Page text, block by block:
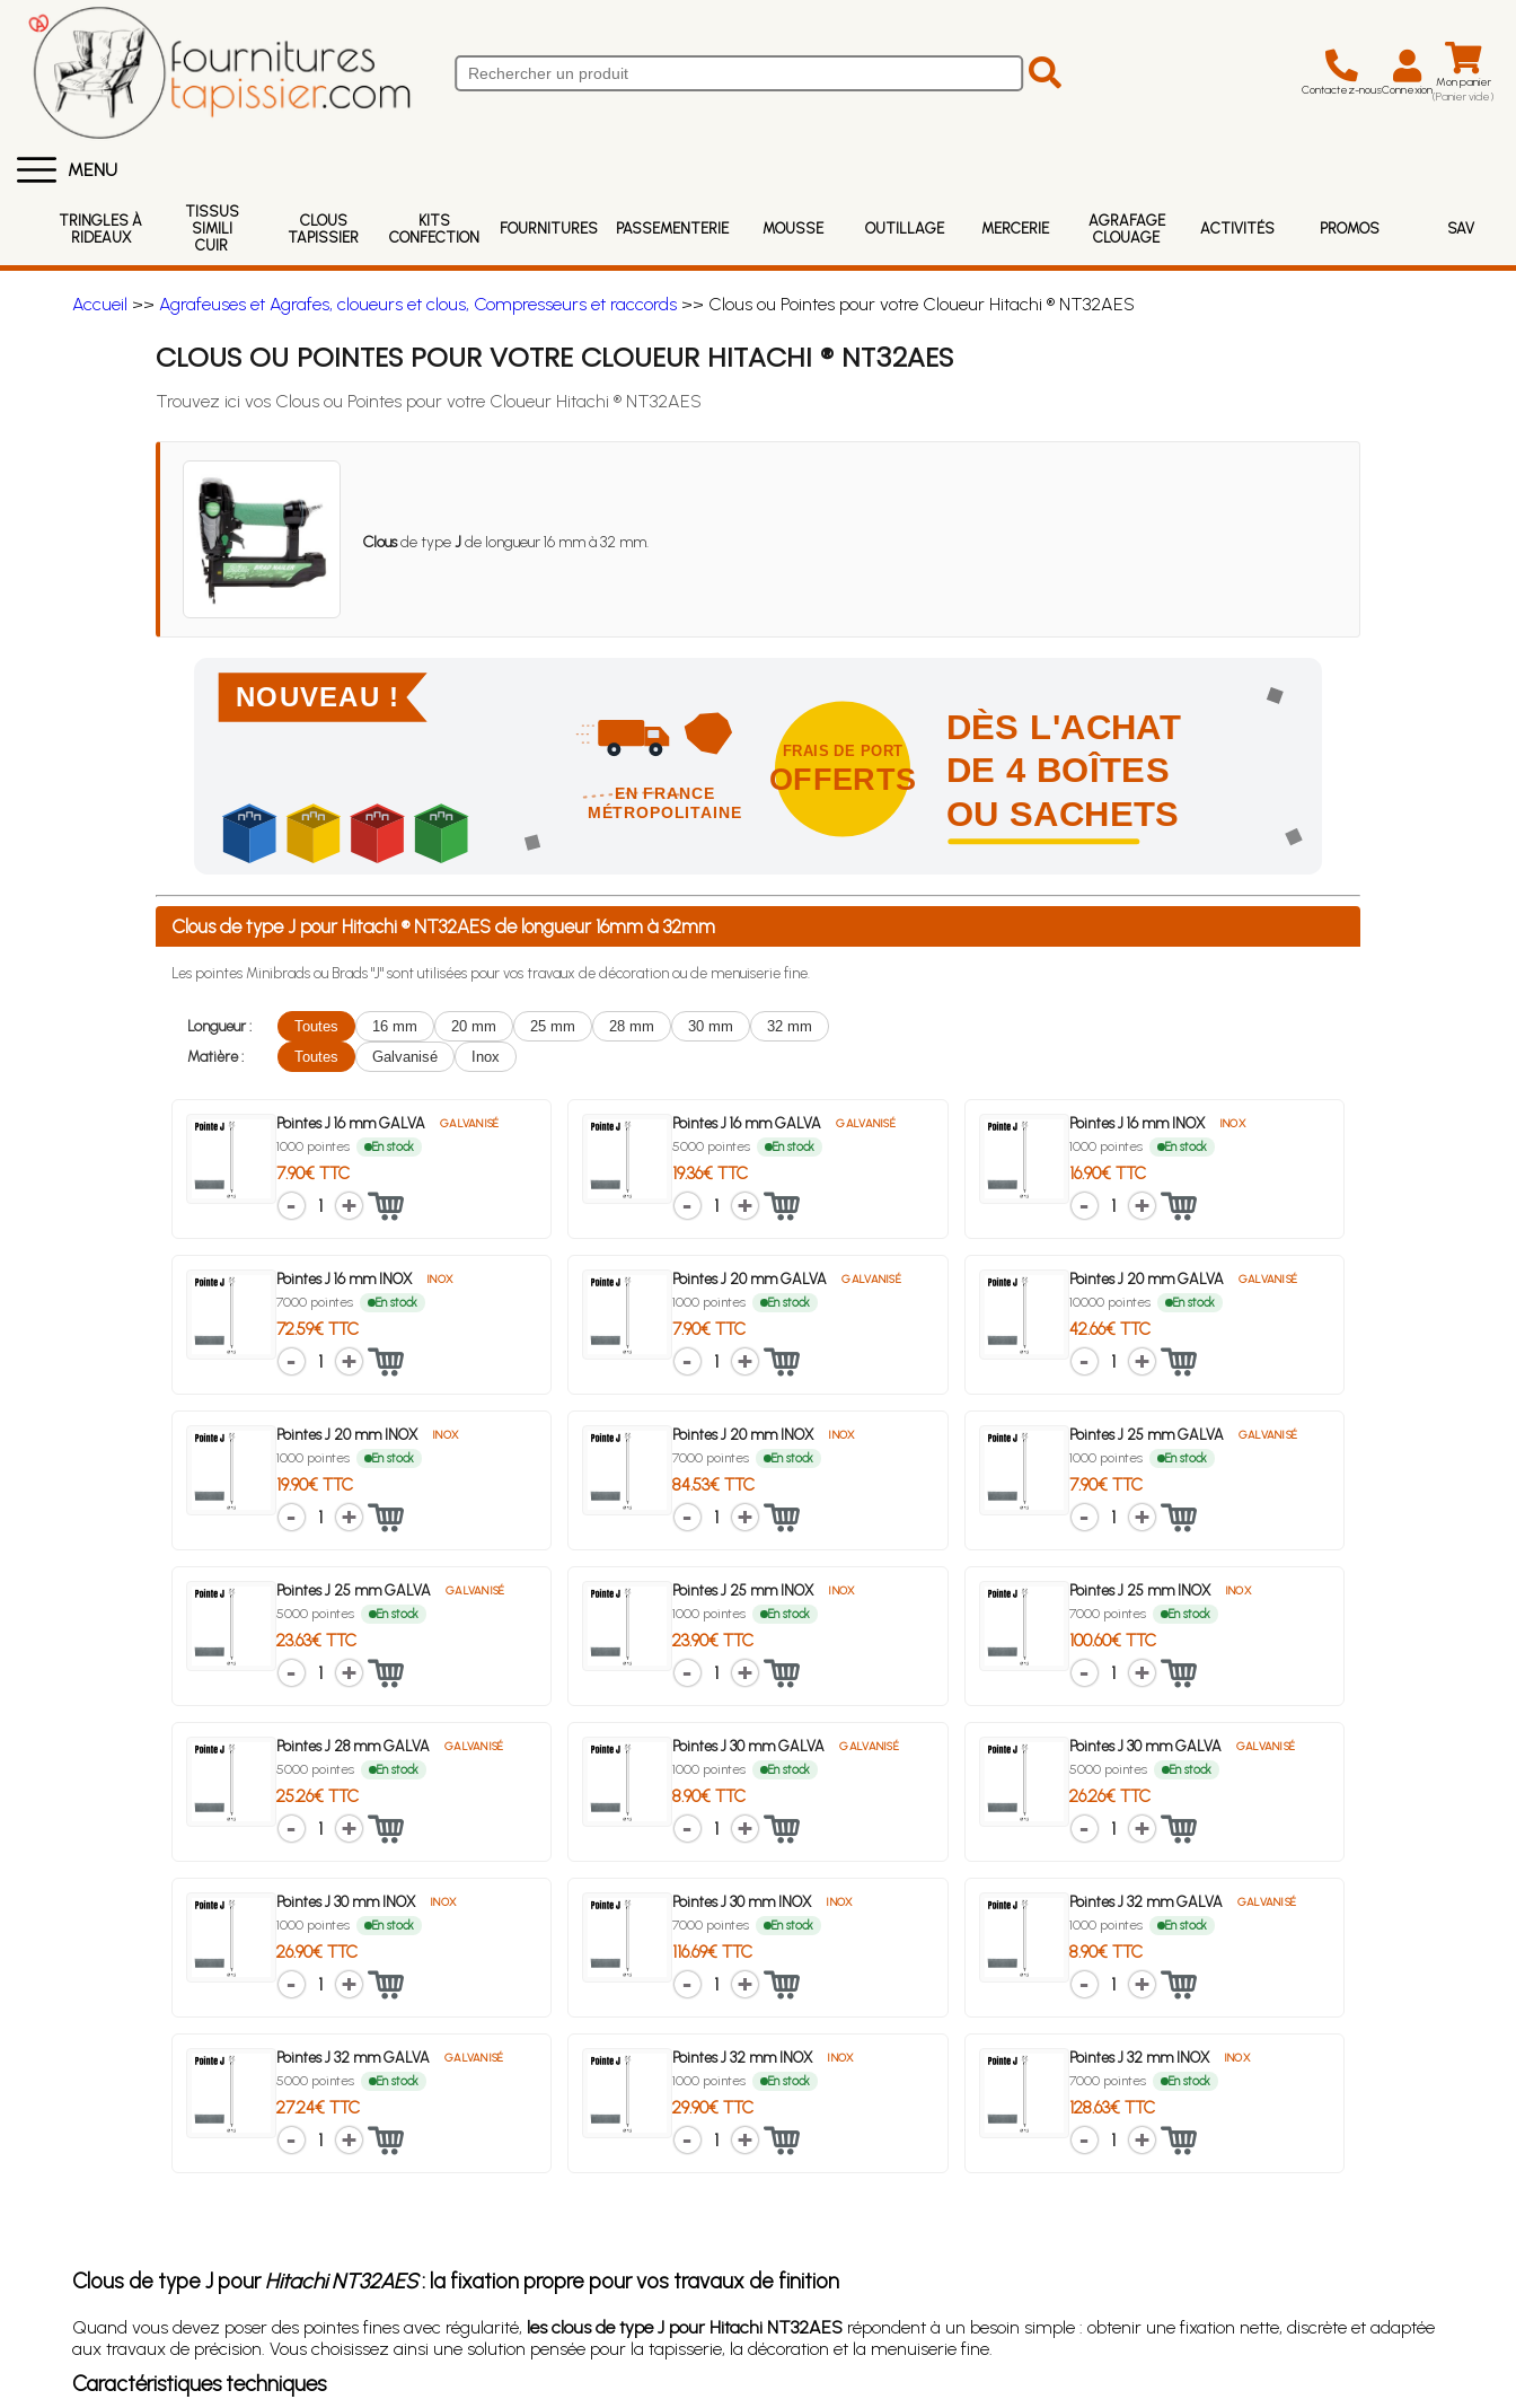
Contactez-nousConnexion Mon panier
(Panier vide)
MENU
TRINGLES À
RIDEAUX
TISSUS
SIMILI
CUIR
CLOUS
TAPISSIER
KITS
CONFECTION
FOURNITURES PASSEMENTERIE MOUSSE OUTILLAGE MERCERIE
AGRAFAGE
CLOUAGE
ACTIVITÉS PROMOS SAV
Accueil >> Agrafeuses et Agrafes, cloueurs et clous, Compresseurs et raccords>> Clous ou Pointes pour votre Cloueur Hitachi ® NT32AES
CLOUS OU POINTES POUR VOTRE CLOUEUR HITACHI ® NT32AES
Trouvez ici vos Clous ou Pointes pour votre Cloueur Hitachi ® NT32AES
Clousde typeJde longueur 16 mm à 32 mm.
NOUVEAU !
EN FRANCE
MÉTROPOLITAINE
FRAIS DE PORT
OFFERTS
DÈS L'ACHAT
DE 4 BOÎTES
OU SACHETS
Achetez 4 sachets ou boîtes d'agrafes ou de pointes et nous vous offrons les frais de port en France métropolitaine !
Clous de type J pour Hitachi ® NT32AES de longueur 16mm à 32mm
Les pointes Minibrads ou Brads "J" sont utilisées pour vos travaux de décoration ou de menuiserie fine.
Longueur : Toutes 16 mm 20 mm 25 mm 28 mm 30 mm
32 mm
Matière :
Toutes Galvanisé Inox
Pointes J 16 mm GALVA GALVANISÉ
1000 pointes En stock
7.90€ TTC
1
Pointes J 16 mm GALVA GALVANISÉ
5000 pointes En stock
19.36€ TTC
1
Pointes J 16 mm INOX INOX
1000 pointes En stock
16.90€ TTC
1
Pointes J 16 mm INOX INOX
7000 pointes En stock
72.59€ TTC
1
Pointes J 20 mm GALVA GALVANISÉ
1000 pointes En stock
7.90€ TTC
1
Pointes J 20 mm GALVA GALVANISÉ
10000 pointes En stock
42.66€ TTC
1
Pointes J 20 mm INOX INOX
1000 pointes En stock
19.90€ TTC
1
Pointes J 20 mm INOX INOX
7000 pointes En stock
84.53€ TTC
1
Pointes J 25 mm GALVA GALVANISÉ
1000 pointes En stock
7.90€ TTC
1
Pointes J 25 mm GALVA GALVANISÉ
5000 pointes En stock
23.63€ TTC
1
Pointes J 25 mm INOX INOX
1000 pointes En stock
23.90€ TTC
1
Pointes J 25 mm INOX INOX
7000 pointes En stock
100.60€ TTC
1
Pointes J 28 mm GALVA GALVANISÉ
5000 pointes En stock
25.26€ TTC
1
Pointes J 30 mm GALVA GALVANISÉ
1000 pointes En stock
8.90€ TTC
1
Pointes J 30 mm GALVA GALVANISÉ
5000 pointes En stock
26.26€ TTC
1
Pointes J 30 mm INOX INOX
1000 pointes En stock
26.90€ TTC
1
Pointes J 30 mm INOX INOX
7000 pointes En stock
116.69€ TTC
1
Pointes J 32 mm GALVA GALVANISÉ
1000 pointes En stock
8.90€ TTC
1
Pointes J 32 mm GALVA GALVANISÉ
5000 pointes En stock
27.24€ TTC
1
Pointes J 32 mm INOX INOX
1000 pointes En stock
29.90€ TTC
1
Pointes J 32 mm INOX INOX
7000 pointes En stock
128.63€ TTC
1
Clous de type J pourHitachi NT32AES: la fixation propre pour vos travaux de finition
Quand vous devez poser des pointes fines avec régularité, les clous de type J pour Hitachi NT32AESrépondent à un besoin simple : obtenir une fixation nette, discrète et adaptée
aux travaux de précision. Vous choisissez ainsi une solution pensée pour la tapisserie, la décoration et la menuiserie fine.
Caractéristiques techniques